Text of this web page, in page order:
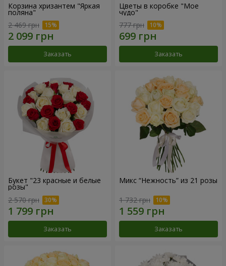
Корзина хризантем "Яркая
поляна"
2 469 грн
Заказать
Цветы в коробке "Мое
чудо"
777 грн
Заказать
Букет "23 красные и белые
розы"
2 570 грн
Заказать
Микс “Нежность” из 21 розы
1 732 грн
Заказать